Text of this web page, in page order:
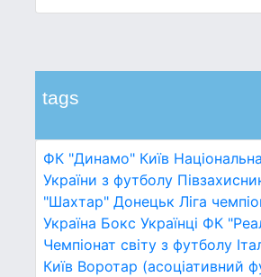
tags
ФК "Динамо" Київ
України з футболу
"Шахтар" Донецьк Ліга
Україна Бокс Українці ФК
Чемпіонат світу з футболу
Київ Воротар (асоціативний